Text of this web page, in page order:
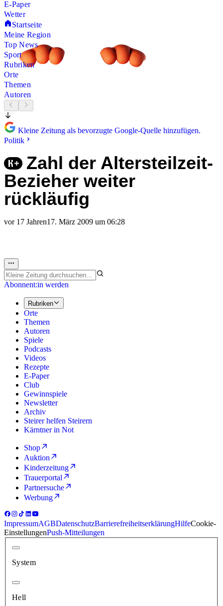
E-Paper
Wetter
Startseite
Meine Region
Top News
Sport
Rubriken
Orte
Themen
Autoren
Kleine Zeitung als bevorzugte Google-Quelle hinzufügen.
Politik
Zahl der Altersteilzeit-
Bezieher weiter
rückläufig
vor 17 Jahren17. März 2009 um 06:28
Abonnent:in werden
Rubriken
Orte
Themen
Autoren
Spiele
Podcasts
Videos
Rezepte
E-Paper
Club
Gewinnspiele
Newsletter
Archiv
Steirer helfen Steirern
Kärntner in Not
Shop
Auktion
Kinderzeitung
Trauerportal
Partnersuche
Werbung
ImpressumAGBDatenschutzBarrierefreiheitserklärungHilfeCookie-
EinstellungenPush-Mitteilungen
System
Hell